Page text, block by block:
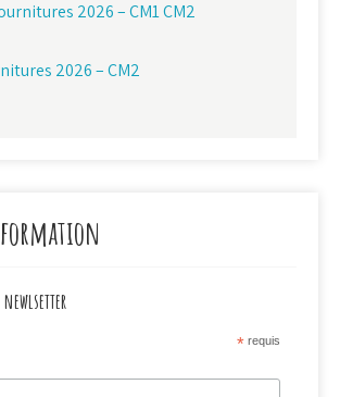
2026 – CM1 CM2
2026 – CM2
* requis